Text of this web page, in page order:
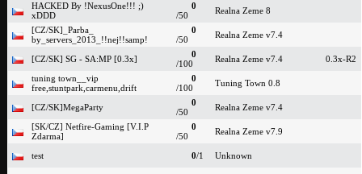
HACKED By !NexusOne!!! ;)
xDDD
0
/50
Realna Zeme 8
[CZ/SK]_Parba_
by_servers_2013_!!nej!!samp!
0
/50
Realna Zeme v7.4
[CZ/SK] SG - SA:MP [0.3x]
0
/100
Realna Zeme v7.4
0.3x-R2
tuning town__vip
free,stuntpark,carmenu,drift
0
/100
Tuning Town 0.8
[CZ/SK]MegaParty
0
/50
Realna Zeme v7.4
[SK/CZ] Netfire-Gaming [V.I.P
Zdarma]
0
/50
Realna Zeme v7.9
test 0/1 Unknown